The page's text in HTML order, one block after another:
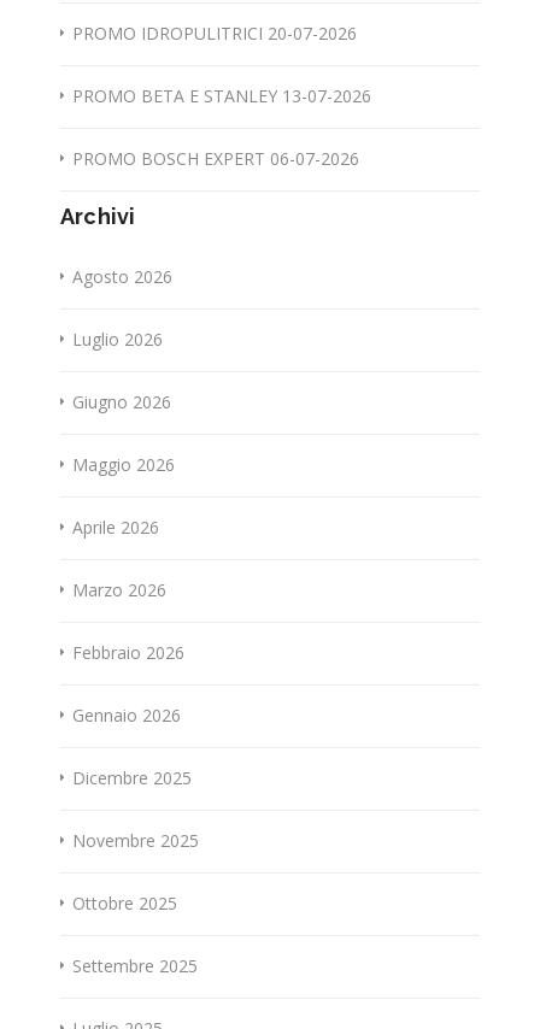
PROMO IDROPULITRICI 20-07-2026
PROMO BETA E STANLEY 13-07-2026
PROMO BOSCH EXPERT 06-07-2026
Archivi
Agosto 2026
Luglio 2026
Giugno 2026
Maggio 2026
Aprile 2026
Marzo 2026
Febbraio 2026
Gennaio 2026
Dicembre 2025
Novembre 2025
Ottobre 2025
Settembre 2025